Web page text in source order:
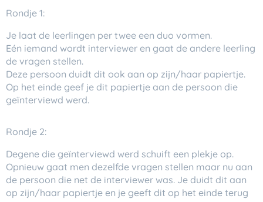
Rondje 1:
Je laat de leerlingen per twee een duo vormen.
Eén iemand wordt interviewer en gaat de andere leerling
de vragen stellen.
Deze persoon duidt dit ook aan op zijn/haar papiertje.
Op het einde geef je dit papiertje aan de persoon die
geïnterviewd werd.
Rondje 2:
Degene die geïnterviewd werd schuift een plekje op.
Opnieuw gaat men dezelfde vragen stellen maar nu aan
de persoon die net de interviewer was. Je duidt dit aan
op zijn/haar papiertje en je geeft dit op het einde terug